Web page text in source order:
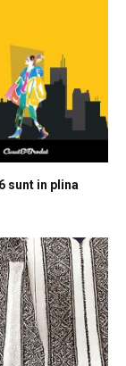
sunt in plina